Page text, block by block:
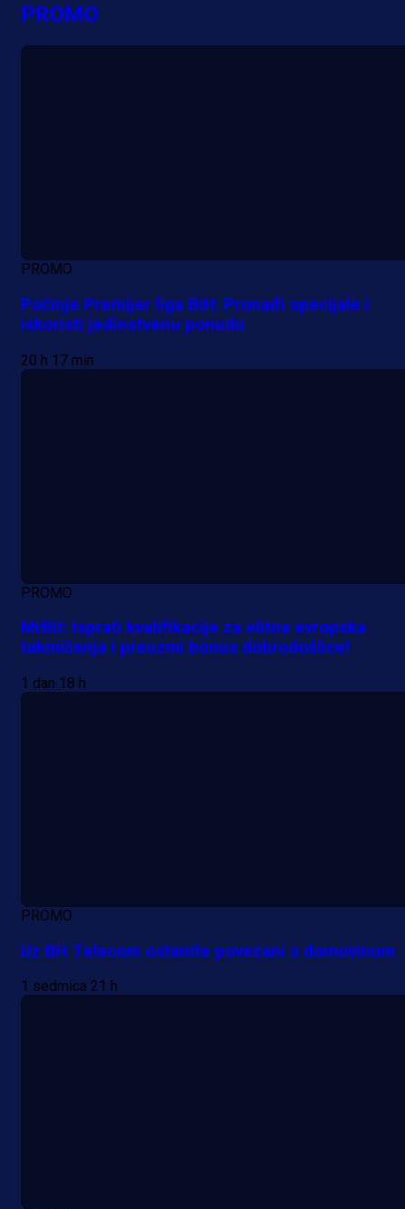
PROMO
PROMO
Počinje Premijer liga BiH: Pronađi specijale i
iskoristi jedinstvenu ponudu
20 h 17 min
PROMO
MrBit: Isprati kvalifikacije za elitna evropska
takmičenja i preuzmi bonus dobrodošlice!
1 dan 18 h
PROMO
Uz BH Telecom ostanite povezani s domovinom
1 sedmica 21 h